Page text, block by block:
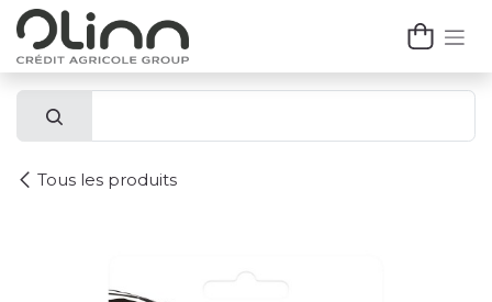
Se rendre au contenu
Tous les produits